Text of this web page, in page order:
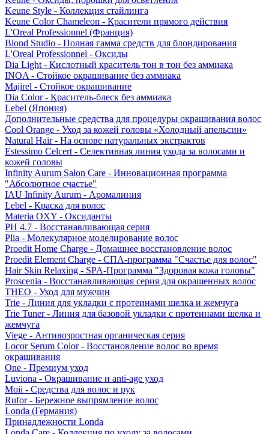
Keune Style - Коллекция стайлинга
Keune Color Chameleon - Красители прямого действия
L'Oreal Professionnel (Франция)
Blond Studio - Полная гамма средств для блондирования
L'Oreal Professionnel - Оксиды
Dia Light - Кислотный краситель тон в тон без аммиака
INOA - Стойкое окрашивание без аммиака
Majirel - Стойкое окрашивание
Dia Color - Краситель-блеск без аммиака
Lebel (Япония)
Дополнительные средства для процедуры окрашивания волос
Cool Orange - Уход за кожей головы «Холодный апельсин»
Natural Hair - На основе натуральных экстрактов
Estessimo Celcert - Селективная линия ухода за волосами и
кожей головы
Infinity Aurum Salon Care - Инновационная программа
"Абсолютное счастье"
IAU Infinity Aurum - Аромалиния
Lebel - Краска для волос
Materia OXY - Оксиданты
PH 4.7 - Восстанавливающая серия
Plia - Молекулярное моделирование волос
Proedit Home Charge - Домашнее восстановление волос
Proedit Element Charge - СПА-программа "Счастье для волос"
Hair Skin Relaxing - SPA-Программа "Здоровая кожа головы"
Proscenia - Восстанавливающая серия для окрашенных волос
THEO - Уход для мужчин
Trie - Линия для укладки с протеинами шелка и жемчуга
Trie Tuner - Линия для базовой укладки с протеинами шелка и
жемчуга
Viege - Антивозростная органическая серия
Locor Serum Color - Восстановление волос во время
окрашивания
One - Премиум уход
Luviona - Окрашивание и anti-age уход
Moii - Средства для волос и рук
Rufor - Бережное выпрямление волос
Londa (Германия)
Принадлежности Londa